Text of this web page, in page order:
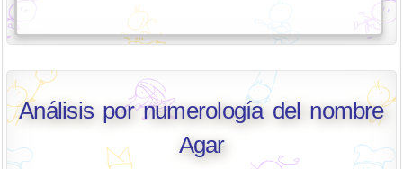
Análisis por numerología del nombre
Agar